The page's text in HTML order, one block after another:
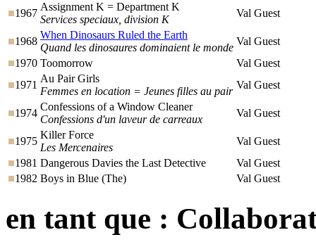
1967
Assignment K = Department K
Services speciaux, division K
Val Guest
1968
When Dinosaurs Ruled the Earth
Quand les dinosaures dominaient le monde
Val Guest
1970 Toomorrow
Val Guest
1971
Au Pair Girls
Femmes en location = Jeunes filles au pair
Val Guest
1974
Confessions of a Window Cleaner
Confessions d'un laveur de carreaux
Val Guest
1975
Killer Force
Les Mercenaires
Val Guest
1981 Dangerous Davies the Last Detective
Val Guest
1982 Boys in Blue (The) Val Guest
en tant que :